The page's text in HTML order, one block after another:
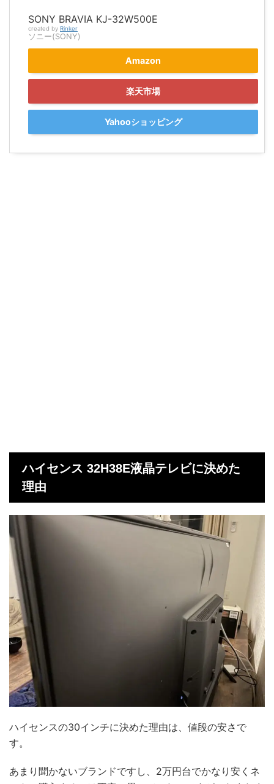
SONY BRAVIA KJ-32W500E
created by Rinker
ソニー(SONY)
Amazon
楽天市場
Yahooショッピング
ハイセンス 32H38E液晶テレビに決めた
理由
ハイセンスの30インチに決めた理由は、値段の安さで
す。
あまり聞かないブランドですし、2万円台でかなり安くネ